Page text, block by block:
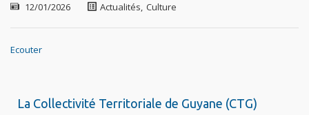
12/01/2026 Actualités, Culture
Ecouter
La Collectivité Territoriale de Guyane (CTG)